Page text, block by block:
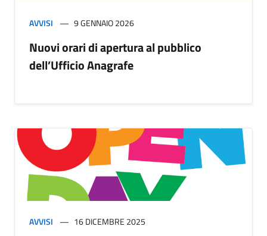
AVVISI 9 GENNAIO 2026
Nuovi orari di apertura al pubblico
dell’Ufficio Anagrafe
AVVISI 16 DICEMBRE 2025